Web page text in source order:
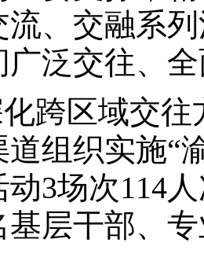
流、交融系
广泛交往、
跨区域交
组织实施“
动3场次114
基层干部、